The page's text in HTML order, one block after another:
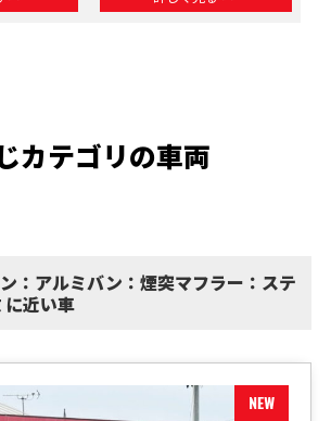
カテゴリの車両
：アルミバン：煙突マフラー：ステ
に近い車